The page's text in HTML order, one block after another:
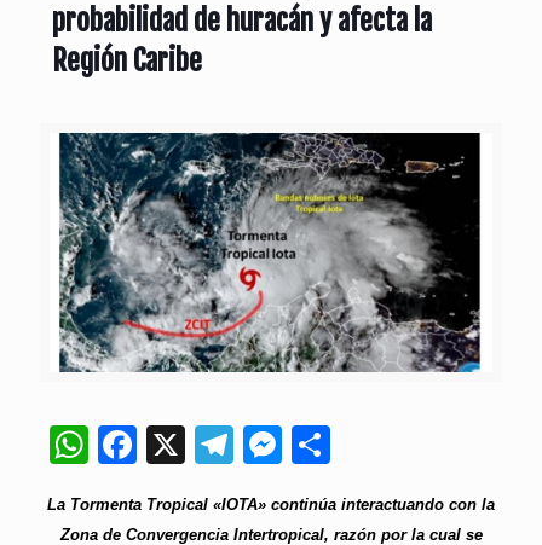
probabilidad de huracán y afecta la
Región Caribe
WhatsApp
Facebook
X Telegram
Messenger
La Tormenta Tropical «IOTA» continúa interactuando con la
Zona de Convergencia Intertropical, razón por la cual se